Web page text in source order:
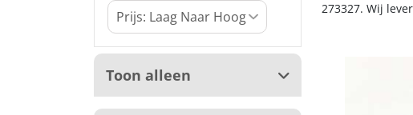
Toon alleen
273327. Wij